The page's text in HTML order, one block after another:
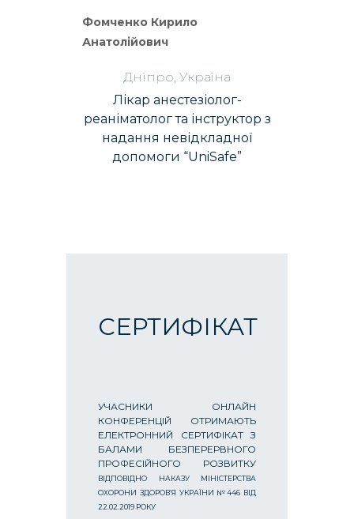
Фомченко Кирило
Анатолійович
Дніпро, Україна
Лікар анестезіолог-
реаніматолог та інструктор з
надання невідкладної
допомоги “UniSafe”
СЕРТИФІКАТ
УЧАСНИКИ ОНЛАЙН
КОНФЕРЕНЦІЙ ОТРИМАЮТЬ
ЕЛЕКТРОННИЙ СЕРТИФІКАТ З
БАЛАМИ БЕЗПЕРЕРВНОГО
ПРОФЕСІЙНОГО РОЗВИТКУ
ВІДПОВІДНО НАКАЗУ МІНІСТЕРСТВА
ОХОРОНИ ЗДОРОВ’Я УКРАЇНИ №446 ВІД
22.02.2019 РОКУ